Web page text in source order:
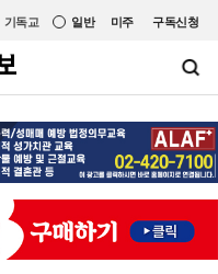
미주 구독신청
일반
기독교